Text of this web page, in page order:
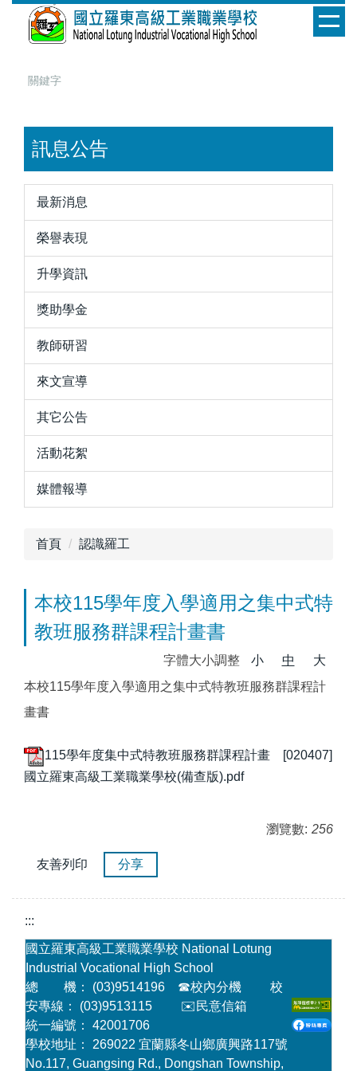
訊息公告
最新消息
榮譽表現
升學資訊
獎助學金
教師研習
來文宣導
其它公告
活動花絮
媒體報導
首頁 認識羅工
本校115學年度入學適用之集中式特
教班服務群課程計畫書
字體大小調整 小 中
大
本校115學年度入學適用之集中式特教班服務群課程計
畫書
115學年度集中式特教班服務群課程計畫 [020407]
國立羅東高級工業職業學校(備查版).pdf
瀏覽數: 256
友善列印 分享
:::
國立羅東高級工業職業學校 National Lotung
Industrial Vocational High School
總 機： (03)9514196 ☎校內分機
校
安專線： (03)9513115 ✉️民意信箱
統一編號： 42001706
學校地址： 269022 宜蘭縣冬山鄉廣興路117號
No.117, Guangsing Rd., Dongshan Township,